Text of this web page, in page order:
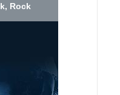
Rock